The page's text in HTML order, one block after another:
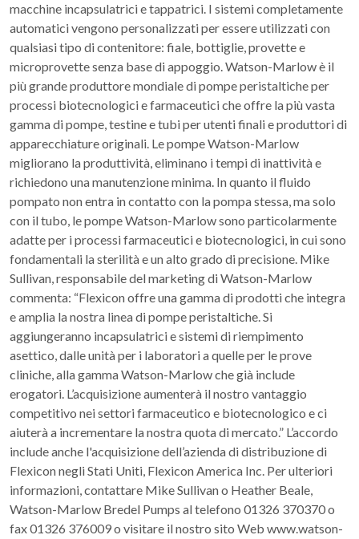
macchine incapsulatrici e tappatrici. I sistemi completamente
automatici vengono personalizzati per essere utilizzati con
qualsiasi tipo di contenitore: fiale, bottiglie, provette e
microprovette senza base di appoggio. Watson-Marlow è il
più grande produttore mondiale di pompe peristaltiche per
processi biotecnologici e farmaceutici che offre la più vasta
gamma di pompe, testine e tubi per utenti finali e produttori di
apparecchiature originali. Le pompe Watson-Marlow
migliorano la produttività, eliminano i tempi di inattività e
richiedono una manutenzione minima. In quanto il fluido
pompato non entra in contatto con la pompa stessa, ma solo
con il tubo, le pompe Watson-Marlow sono particolarmente
adatte per i processi farmaceutici e biotecnologici, in cui sono
fondamentali la sterilità e un alto grado di precisione. Mike
Sullivan, responsabile del marketing di Watson-Marlow
commenta: “Flexicon offre una gamma di prodotti che integra
e amplia la nostra linea di pompe peristaltiche. Si
aggiungeranno incapsulatrici e sistemi di riempimento
asettico, dalle unità per i laboratori a quelle per le prove
cliniche, alla gamma Watson-Marlow che già include
erogatori. L’acquisizione aumenterà il nostro vantaggio
competitivo nei settori farmaceutico e biotecnologico e ci
aiuterà a incrementare la nostra quota di mercato.” L’accordo
include anche l'acquisizione dell’azienda di distribuzione di
Flexicon negli Stati Uniti, Flexicon America Inc. Per ulteriori
informazioni, contattare Mike Sullivan o Heather Beale,
Watson-Marlow Bredel Pumps al telefono 01326 370370 o
fax 01326 376009 o visitare il nostro sito Web www.watson-